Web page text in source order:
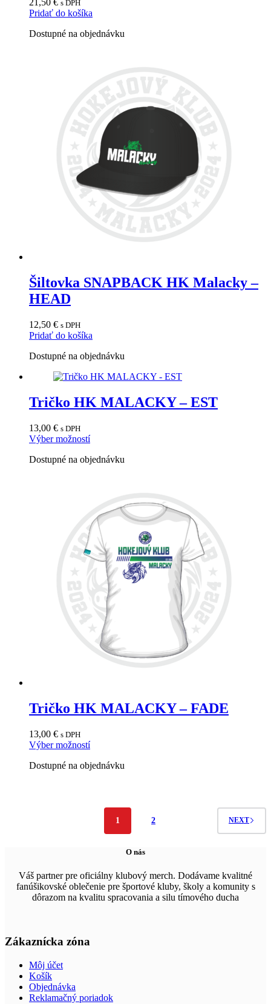
21,50 € s DPH
Pridať do košíka
Dostupné na objednávku
Šiltovka SNAPBACK HK Malacky –
HEAD
12,50 € s DPH
Pridať do košíka
Dostupné na objednávku
Tričko HK MALACKY – EST
13,00 € s DPH
Výber možnostíTento
má
môžete
vybrať
na
stránke
produktu.
Dostupné na objednávku
Tričko HK MALACKY – FADE
13,00 € s DPH
Výber možnostíTento
má
môžete
vybrať
Dostupné na objednávku
1 2 NEXT
O nás
Váš partner pre oficiálny klubový merch. Dodávame kvalitné
fanúšikovské oblečenie pre športové kluby, školy a komunity s
dôrazom na kvalitu spracovania a silu tímového ducha
Zákaznícka zóna
Môj účet
Košík
Objednávka
Reklamačný poriadok